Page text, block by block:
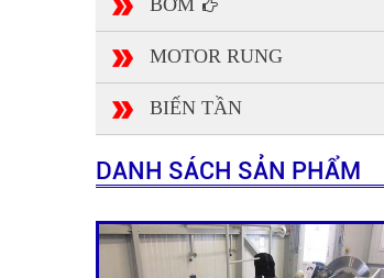
MOTOR RUNG
BIẾN TẦN
DANH SÁCH SẢN PHẨM